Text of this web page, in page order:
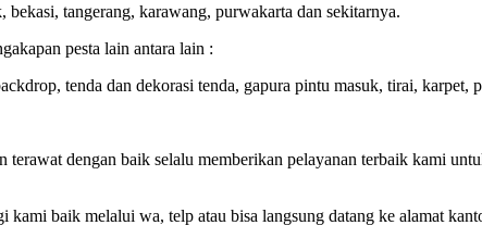
bekasi, tangerang, karawang, purwakarta dan sekitarnya.
pesta lain antara lain :
tenda dan dekorasi tenda, gapura pintu masuk, tirai, karpet,
dengan baik selalu memberikan pelayanan terbaik kami
baik melalui wa, telp atau bisa langsung datang ke alamat